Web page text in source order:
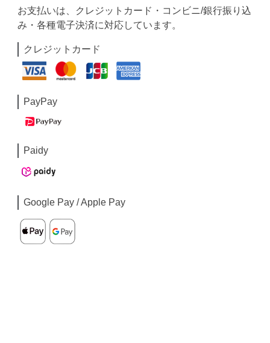
お支払いは、クレジットカード・コンビニ/銀行振り込
み・各種電子決済に対応しています。
クレジットカード
PayPay
Paidy
Google Pay / Apple Pay